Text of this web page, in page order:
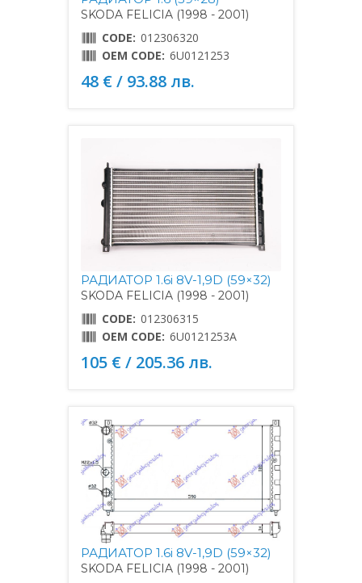
SKODA FELICIA (1998 - 2001)
CODE: 012306320
OEM CODE: 6U0121253
48 € / 93.88 лв.
РАДИАТОР 1.6i 8V-1,9D (59×32)
SKODA FELICIA (1998 - 2001)
CODE: 012306315
OEM CODE: 6U0121253A
105 € / 205.36 лв.
РАДИАТОР 1.6i 8V-1,9D (59×32)
SKODA FELICIA (1998 - 2001)